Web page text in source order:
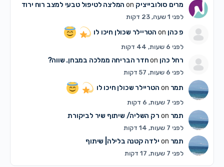
מרים סולובייציקon המלצה לטיפול טבעי למצב רוח ירוד
לפני 1 שעה, 23 דקות
פ כהןon הטריילר שכולן חיכו לו
לפני 6 שעות, 44 דקות
רחל כהןon חדר הבריחה ממלכה במבחן. שווה?
לפני 6 שעות, 57 דקות
תמרon הטריילר שכולן חיכו לו
לפני 7 שעות, 6 דקות
תמרon רק השליה/ שיתוף שיר לביקורת
לפני 7 שעות, 14 דקות
תמרon ילדה קטנה בלילה| שיתוף
לפני 7 שעות, 17 דקות